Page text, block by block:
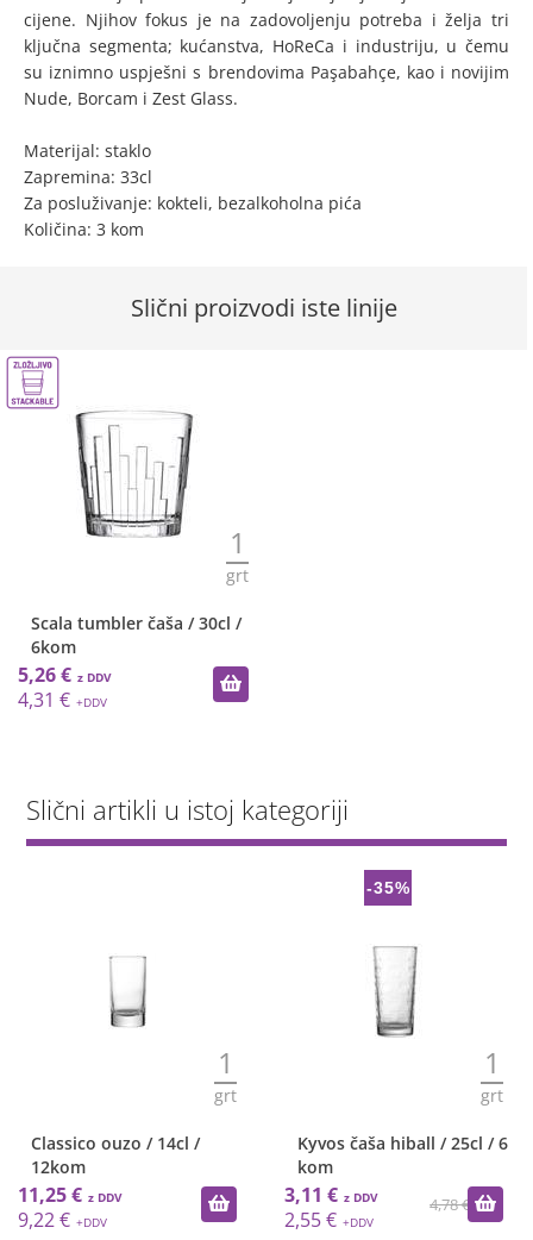
cijene. Njihov fokus je na zadovoljenju potreba i želja tri
ključna segmenta; kućanstva, HoReCa i industriju, u čemu
su iznimno uspješni s brendovima Paşabahçe, kao i novijim
Nude, Borcam i Zest Glass.
Materijal: staklo
Zapremina: 33cl
Za posluživanje: kokteli, bezalkoholna pića
Količina: 3 kom
Slični proizvodi iste linije
1
grt
Scala tumbler čaša / 30cl /
6kom
5,26 €
4,31 €
Slični artikli u istoj kategoriji
1
grt
Classico ouzo / 14cl /
12kom
11,25 €
9,22 €
-35%
1
grt
Kyvos čaša hiball / 25cl / 6
kom
4,78 €
3,11 €
2,55 €